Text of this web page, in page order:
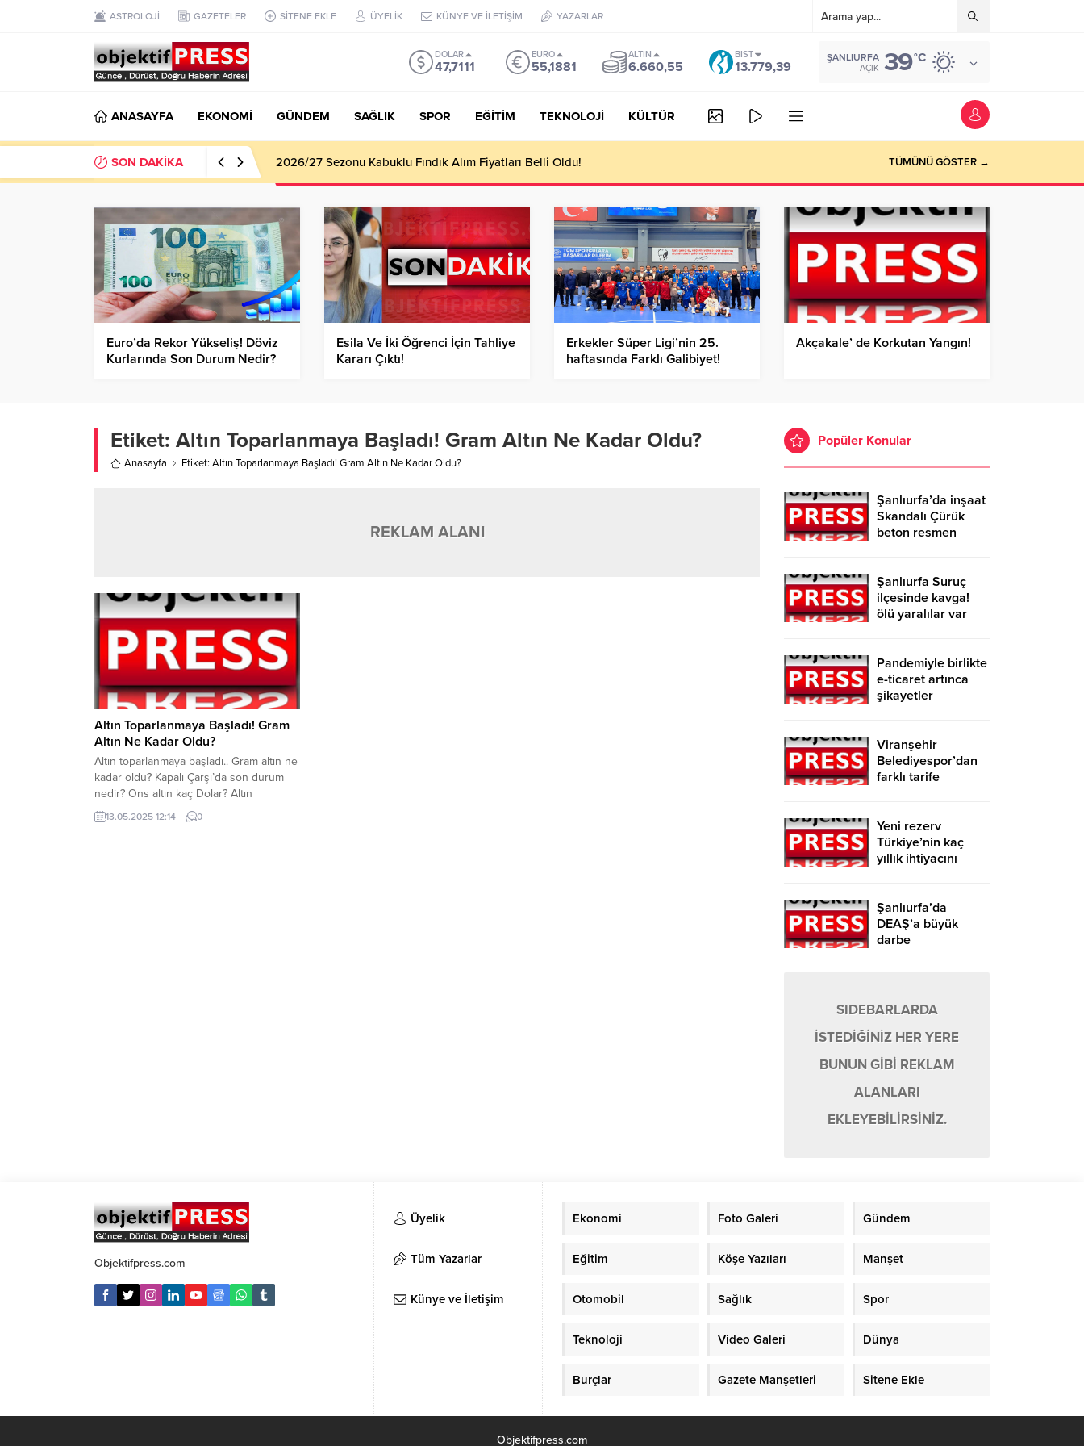
ASTROLOJİ GAZETELER SİTENE EKLE ÜYELİK KÜNYE VE İLETİŞİM YAZARLAR
DOLAR
47,7111
EURO
55,1881
ALTIN
6.660,55
BIST
13.779,39
ŞANLIURFA
AÇIK 39°C
ANASAYFA EKONOMİ GÜNDEM SAĞLIK SPOR EĞİTİM TEKNOLOJİ KÜLTÜR
SON DAKİKA 2026/27 Sezonu Kabuklu Fındık Alım Fiyatları Belli Oldu! TÜMÜNÜ GÖSTER →
Euro’da Rekor Yükseliş! Döviz
Kurlarında Son Durum Nedir?
Esila Ve İki Öğrenci İçin Tahliye
Kararı Çıktı!
Erkekler Süper Ligi’nin 25.
haftasında Farklı Galibiyet!
Akçakale’ de Korkutan Yangın!
Etiket: Altın Toparlanmaya Başladı! Gram Altın Ne Kadar Oldu?
Anasayfa Etiket: Altın Toparlanmaya Başladı! Gram Altın Ne Kadar Oldu?
REKLAM ALANI
Altın Toparlanmaya Başladı! Gram
Altın Ne Kadar Oldu?
Altın toparlanmaya başladı.. Gram altın ne
kadar oldu? Kapalı Çarşı’da son durum
nedir? Ons altın kaç Dolar? Altın
fiyatlarında toparlanma devam
ediyor. ABD-ÇİN arasındaki gümrük
13.05.2025 12:14 0
Popüler Konular
Şanlıurfa’da inşaat
Skandalı Çürük
beton resmen
Şanlıurfa Suruç
ilçesinde kavga!
ölü yaralılar var
Pandemiyle birlikte
e-ticaret artınca
şikayetler
Viranşehir
Belediyespor’dan
farklı tarife
Yeni rezerv
Türkiye’nin kaç
yıllık ihtiyacını
Şanlıurfa’da
DEAŞ’a büyük
darbe
SIDEBARLARDA
İSTEDİĞİNİZ HER YERE
BUNUN GİBİ REKLAM
ALANLARI
EKLEYEBİLİRSİNİZ.
Objektifpress.com
Üyelik
Tüm Yazarlar
Künye ve İletişim
Ekonomi Foto Galeri Gündem
Eğitim Köşe Yazıları Manşet
Otomobil Sağlık Spor
Teknoloji Video Galeri Dünya
Burçlar Gazete Manşetleri Sitene Ekle
Objektifpress.com